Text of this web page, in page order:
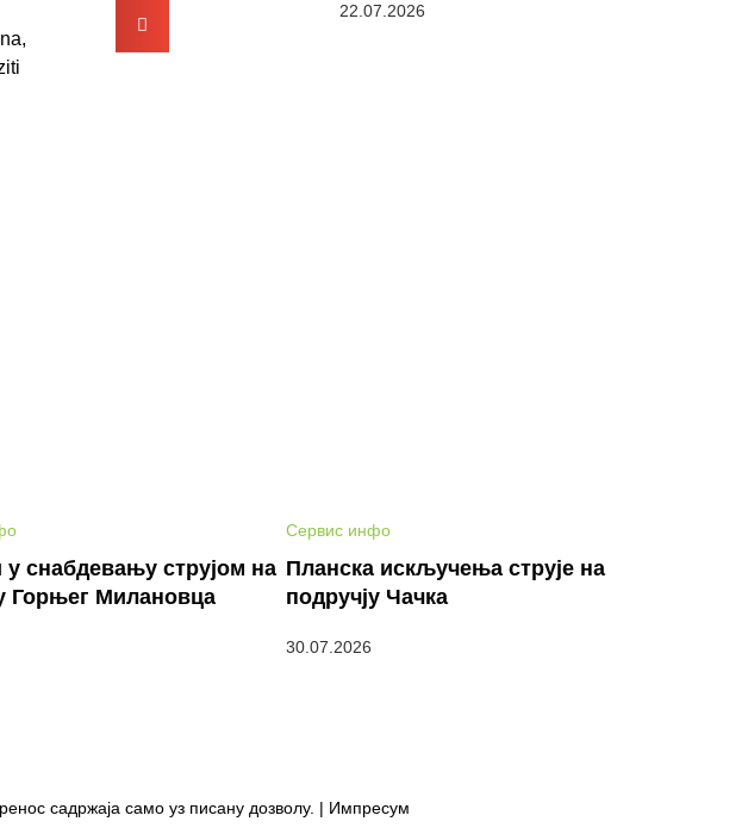
22.07.2026
у снабдевању струјом на
Горњег Милановца
Сервис инфо
Планска искључења струје на
подручју Чачка
30.07.2026
садржаја само уз писану дозволу. | Импресум